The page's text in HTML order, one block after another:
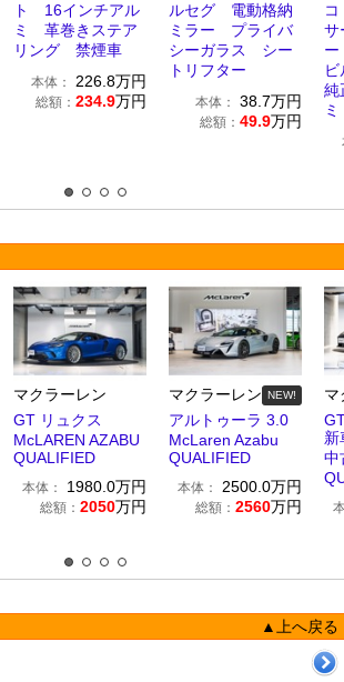
ト 16インチアル
ミ 革巻きステア
リング 禁煙車
本体： 226.8万円
総額： 234.9万円
ルセグ 電動格納
ミラー プライバ
シーガラス シー
トリフター
本体： 38.7万円
総額： 49.9万円
サ
純
ミ
マクラーレン
GT リュクス
McLAREN AZABU
QUALIFIED
本体： 1980.0万円
総額： 2050万円
マクラーレン NEW!
アルトゥーラ 3.0
McLaren Azabu
QUALIFIED
本体： 2500.0万円
総額： 2560万円
マ
新
中
▲上へ戻る